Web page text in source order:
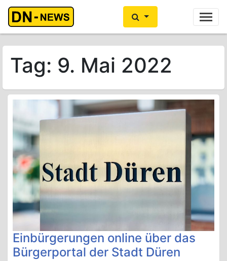
Ihre Anzeige hier? Jetzt informieren
Tag: 9. Mai 2022
Einbürgerungen online über das
Bürgerportal der Stadt Düren